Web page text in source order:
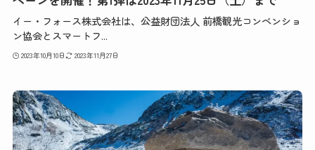
イー・フォース株式会社は、公益財団法人 前橋観光コンベンショ
ン協会とスマートフ...
2023年10月10日 2023年11月27日